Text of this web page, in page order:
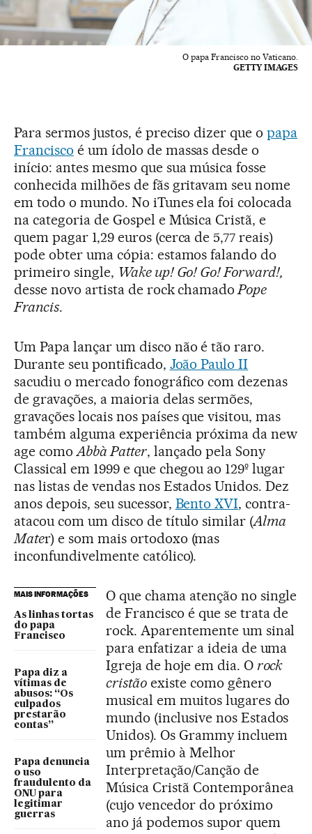
O papa Francisco no Vaticano.
GETTY IMAGES
Para sermos justos, é preciso dizer que opapa
Francisco é um ídolo de massas desde o
início: antes mesmo que sua música fosse
conhecida milhões de fãs gritavam seu nome
em todo o mundo. No iTunes ela foi colocada
na categoria de Gospel e Música Cristã, e
quem pagar 1,29 euros (cerca de 5,77 reais)
pode obter uma cópia: estamos falando do
primeiro single, Wake up! Go! Go! Forward!,
desse novo artista de rock chamadoPope
Francis.
Um Papa lançar um disco não é tão raro.
Durante seu pontificado, João Paulo II
sacudiu o mercado fonográfico com dezenas
de gravações, a maioria delas sermões,
gravações locais nos países que visitou, mas
também alguma experiência próxima da new
age comoAbbà Patter, lançado pela Sony
Classical em 1999 e que chegou ao 129º lugar
nas listas de vendas nos Estados Unidos. Dez
anos depois, seu sucessor, Bento XVI, contra-
atacou com um disco de título similar (Alma
Mater) e som mais ortodoxo (mas
inconfundivelmente católico).
MAIS INFORMAÇÕES
As linhas tortas
do papa
Francisco
Papa diz a
vítimas de
abusos: “Os
culpados
prestarão
contas”
Papa denuncia
o uso
fraudulento da
ONU para
legitimar
guerras
O que chama atenção no single
de Francisco é que se trata de
rock. Aparentemente um sinal
para enfatizar a ideia de uma
Igreja de hoje em dia. O rock
cristãoexiste como gênero
musical em muitos lugares do
mundo (inclusive nos Estados
Unidos). Os Grammy incluem
um prêmio à Melhor
Interpretação/Canção de
Música Cristã Contemporânea
(cujo vencedor do próximo
ano já podemos supor quem